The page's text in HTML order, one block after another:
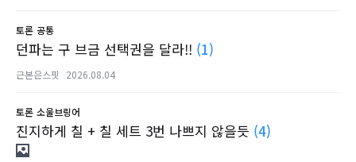
토론 공통
던파는 구 브금 선택권을 달라!! (1)
근본은스핏 2026.08.04
토론 소울브링어
진지하게 칠 + 칠 세트 3번 나쁘지 않을듯 (4)